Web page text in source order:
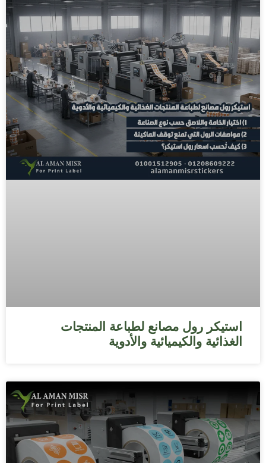
استيكر رول مصانع لطباعة المنتجات
الغذائية والكيميائية والأدوية